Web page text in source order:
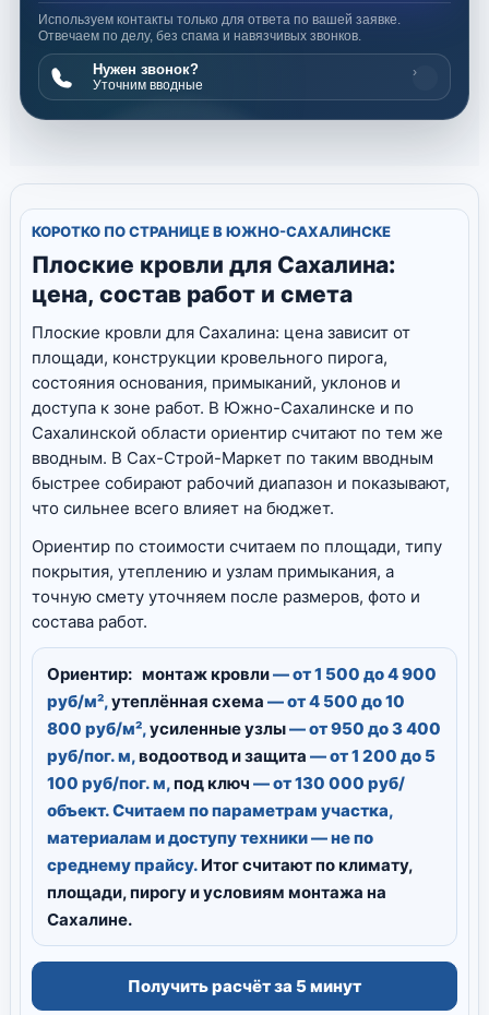
Используем контакты только для ответа по вашей заявке.
Отвечаем по делу, без спама и навязчивых звонков.
Нужен звонок?
Уточним вводные
›
КОРОТКО ПО СТРАНИЦЕ В ЮЖНО-САХАЛИНСКЕ
Плоские кровли для Сахалина:
цена, состав работ и смета
Плоские кровли для Сахалина: цена зависит от
площади, конструкции кровельного пирога,
состояния основания, примыканий, уклонов и
доступа к зоне работ. В Южно-Сахалинске и по
Сахалинской области ориентир считают по тем же
вводным. В Сах-Строй-Маркет по таким вводным
быстрее собирают рабочий диапазон и показывают,
что сильнее всего влияет на бюджет.
Ориентир по стоимости считаем по площади, типу
покрытия, утеплению и узлам примыкания, а
точную смету уточняем после размеров, фото и
состава работ.
Ориентир: монтаж кровли— от 1 500 до 4 900
руб/м²,утеплённая схема — от 4 500 до 10
800 руб/м²,усиленные узлы— от 950 до 3 400
руб/пог. м,водоотвод и защита — от 1 200 до 5
100 руб/пог. м,под ключ — от 130 000 руб/
объект. Считаем по параметрам участка,
материалам и доступу техники — не по
среднему прайсу. Итог считают по климату,
площади, пирогу и условиям монтажа на
Сахалине.
Получить расчёт за 5 минут